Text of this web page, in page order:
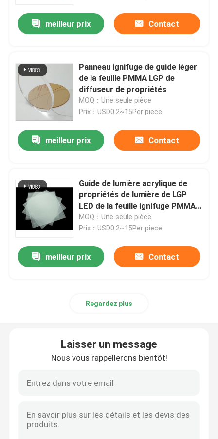
Produits
Vidéos
A propos de nous
Contrôle de la qualité
meilleur prix Contact
Panneau ignifuge de guide léger
de la feuille PMMA LGP de
diffuseur de propriétés
MOQ：Une seule pièce
Prix：USD0.2~15Per piece
meilleur prix Contact
Guide de lumière acrylique de
propriétés de lumière de LGP
LED de la feuille ignifuge PMMA
de diffuseur
MOQ：Une seule pièce
Prix：USD0.2~15Per piece
meilleur prix Contact
Regardez plus
Laisser un message
Nous vous rappellerons bientôt!